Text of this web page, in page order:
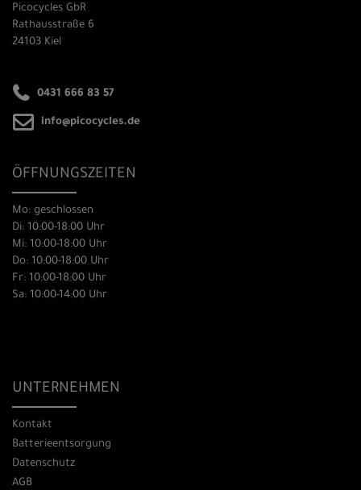
Picocycles GbR
Rathausstraße 6
24103 Kiel
0431 666 83 57
info@picocycles.de
ÖFFNUNGSZEITEN
Mo: geschlossen
Di: 10:00-18:00 Uhr
Mi: 10:00-18:00 Uhr
Do: 10:00-18:00 Uhr
Fr: 10:00-18:00 Uhr
Sa: 10:00-14:00 Uhr
UNTERNEHMEN
Kontakt
Batterieentsorgung
Datenschutz
AGB